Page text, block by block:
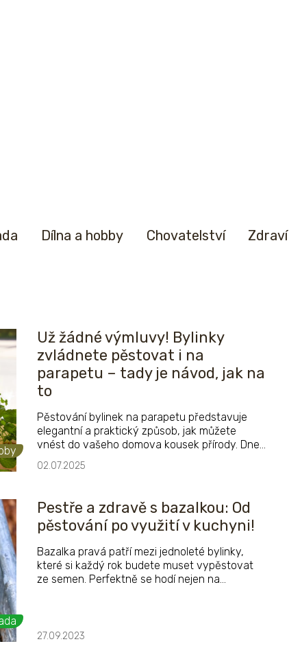
Dílna a hobby Chovatelství Zdraví
Už žádné výmluvy! Bylinky
zvládnete pěstovat i na
parapetu – tady je návod, jak na
to
Pěstování bylinek na parapetu představuje
elegantní a praktický způsob, jak můžete
vnést do vašeho domova kousek přírody. Dnes
už to totiž není jen výsada babiček, které
bylinky pěstovaly ve svých zahradách.
jež propojuje praktičnost, estetiku a touhu po
udržitelnějším životě. Je to pochopitelné,
protože je to snadné, krásné a bylinky navíc
pěstovat? Tak na to vám odpovíme v článku.
02.07.2025
Pestře a zdravě s bazalkou: Od
pěstování po využití v kuchyni!
Bazalka pravá patří mezi jednoleté bylinky,
které si každý rok budete muset vypěstovat
ze semen. Perfektně se hodí nejen na
27.09.2023